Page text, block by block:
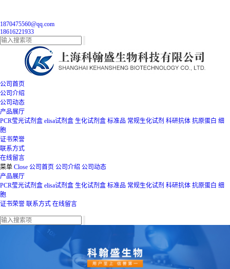
1870475560@qq.com
18616221933
公司首页
公司介绍
公司动态
产品展厅
PCR莹光试剂盒 elisa试剂盒 生化试剂盒 标准品 常规生化试剂 科研抗体 抗原蛋白 细
胞
证书荣誉
联系方式
在线留言
菜单 Close 公司首页 公司介绍 公司动态
产品展厅
PCR莹光试剂盒 elisa试剂盒 生化试剂盒 标准品 常规生化试剂 科研抗体 抗原蛋白 细
胞
证书荣誉 联系方式 在线留言